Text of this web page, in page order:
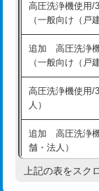
高圧洗浄機使用/
（一般向け（戸
追加 高圧洗浄
（一般向け（戸
高圧洗浄機使用/
人）
追加 高圧洗浄
舗・法人）
高度高圧洗浄換
上記の表をスク